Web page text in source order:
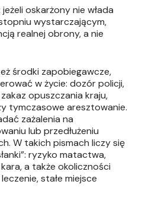
oskarżony nie włada
wystarczającym,
realnej obrony, a nie
środki zapobiegawcze,
w życie: dozór policji,
opuszczania kraju,
tymczasowe aresztowanie.
zażalenia na
lub przedłużeniu
W takich pismach liczy się
ryzyko matactwa,
a także okoliczności
stałe miejsce